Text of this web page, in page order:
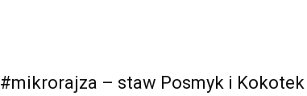
#mikrorajza – staw Posmyk i